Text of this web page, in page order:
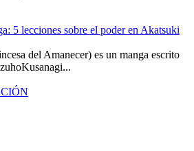
5 lecciones sobre el poder en Akatsuki
del Amanecer) es un manga escrito